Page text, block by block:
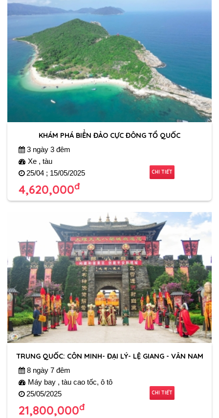
KHÁM PHÁ BIỂN ĐẢO CỰC ĐÔNG TỔ QUỐC
3 ngày 3 đêm
Xe , tàu
25/04 ; 15/05/2025
4,620,000đ
CHI TIẾT
TRUNG QUỐC: CÔN MINH- ĐẠI LÝ- LỆ GIANG - VÂN NAM
8 ngày 7 đêm
Máy bay , tàu cao tốc, ô tô
25/05/2025
21,800,000đ
CHI TIẾT